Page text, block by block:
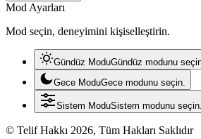
Mod Ayarları
Mod seçin, deneyimini kişiselleştirin.
Gündüz ModuGündüz modunu
Gece ModuGece modunu seçin.
Sistem ModuSistem modunu seçin.
© Telif Hakkı 2026, Tüm Hakları Saklıdır